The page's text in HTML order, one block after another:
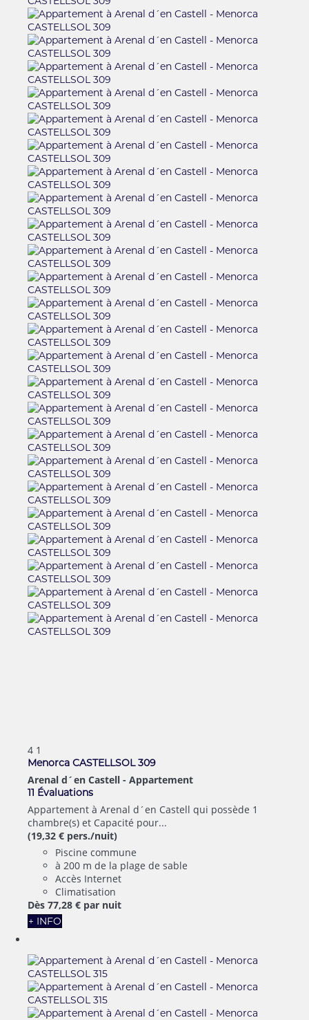
4 1
Menorca CASTELLSOL 309
Arenal d´en Castell - Appartement
11 Évaluations
Appartement à Arenal d´en Castell qui possède 1
chambre(s) et Capacité pour...
(19,32 € pers./nuit)
Piscine commune
à 200 m de la plage de sable
Accès Internet
Climatisation
Dès 77,28 € par nuit
+ INFO